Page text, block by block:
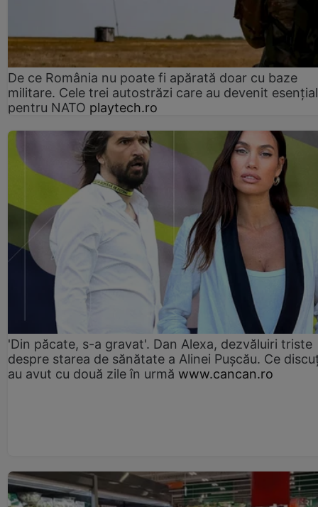
De ce România nu poate fi apărată doar cu baze
militare. Cele trei autostrăzi care au devenit
pentru NATO playtech.ro
'Din păcate, s-a gravat'. Dan Alexa, dezvăluiri triste
despre starea de sănătate a Alinei Pușcău. Ce
au avut cu două zile în urmă www.cancan.ro